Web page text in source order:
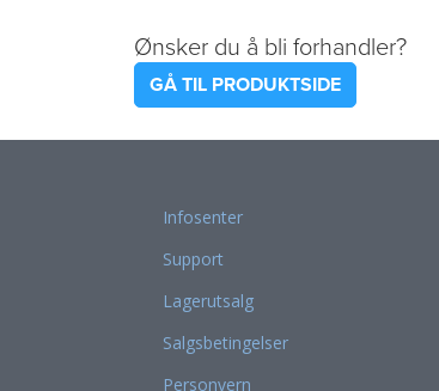
Ønsker du å bli forhandler?
GÅ TIL PRODUKTSIDE
Infosenter
Support
Lagerutsalg
Salgsbetingelser
Personvern